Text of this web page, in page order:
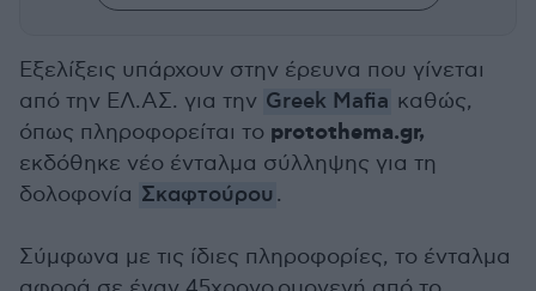
Εξελίξεις υπάρχουν στην έρευνα που γίνεται
από την ΕΛ.ΑΣ. για την Greek Mafia καθώς,
όπως πληροφορείται το protothema.gr,
εκδόθηκε νέο ένταλμα σύλληψης για τη
δολοφονία Σκαφτούρου .
Σύμφωνα με τις ίδιες πληροφορίες, το ένταλμα